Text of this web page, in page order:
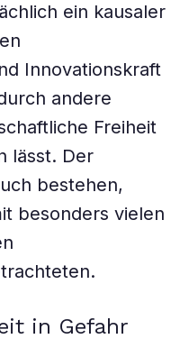
ein kausaler
Innovationskraft
andere
Freiheit
lässt. Der
bestehen,
besonders vielen
in Gefahr